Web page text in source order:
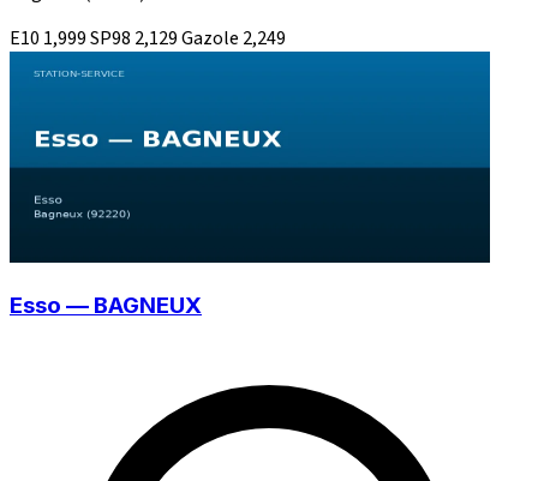
E10 1,999SP98 2,129Gazole 2,249
Esso — BAGNEUX